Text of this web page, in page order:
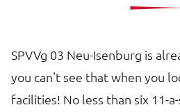
SPVVg 03 Neu-Isenburg is
you can't see that when you
facilities! No less than six 11-